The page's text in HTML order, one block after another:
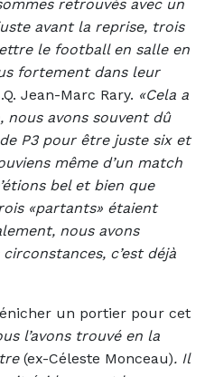
retrouvés avec un
avant la reprise, trois
le football en salle en
fortement dans leur
Jean-Marc Rary. «Cela a
nous avons souvent dû
P3 pour être juste six et
même d’un match
bel et bien que
«partants» étaient
nous avons
c’est déjà
un portier pour cet
l’avons trouvé en la
(ex-Céleste Monceau). Il